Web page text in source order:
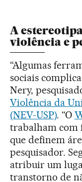
A
violência e
“Algumas
sociais
Nery,
Violência da
(NEV-USP). “O
trabalham com
que definem
pesquisador.
atribuir um
transtorno de